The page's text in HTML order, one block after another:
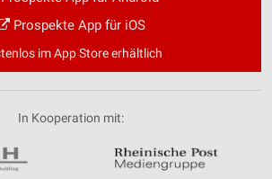
Prospekte App für iOS
im App Store erhältlich
In Kooperation mit: